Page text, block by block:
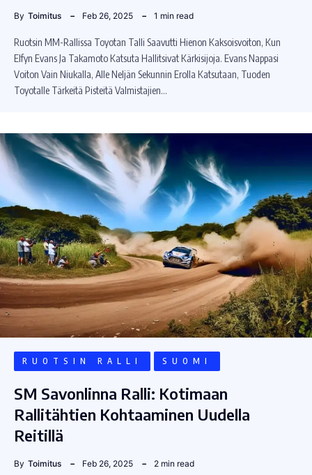
By Toimitus Feb 26, 2025 1 min read
Ruotsin MM-Rallissa Toyotan Talli Saavutti Hienon Kaksoisvoiton, Kun
Elfyn Evans Ja Takamoto Katsuta Hallitsivat Kärkisijoja. Evans Nappasi
Voiton Vain Niukalla, Alle Neljän Sekunnin Erolla Katsutaan, Tuoden
Toyotalle Tärkeitä Pisteitä Valmistajien…
RUOTSIN RALLI SUOMI
SM Savonlinna Ralli: Kotimaan
Rallitähtien Kohtaaminen Uudella
Reitillä
By Toimitus Feb 26, 2025 2 min read